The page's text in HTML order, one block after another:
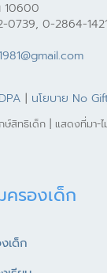
10600
0739, 0-2864-1421
| นโยบาย No
ทธิเด็ก | แสดงที่มา-ไ
รองเด็ก
เด็ก